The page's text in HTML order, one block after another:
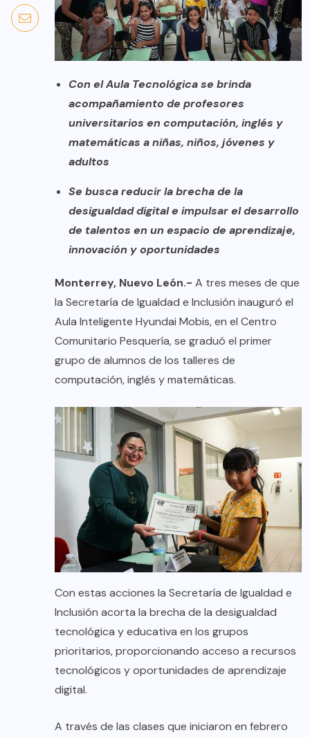
Con el Aula Tecnológica se brinda
acompañamiento de profesores
universitarios en computación, inglés y
matemáticas a niñas, niños, jóvenes y
adultos
Se busca reducir la brecha de la
desigualdad digital e impulsar el desarrollo
de talentos en un espacio de aprendizaje,
innovación y oportunidades
Monterrey, Nuevo León.- A tres meses de que
la Secretaría de Igualdad e Inclusión inauguró el
Aula Inteligente Hyundai Mobis, en el Centro
Comunitario Pesquería, se graduó el primer
grupo de alumnos de los talleres de
computación, inglés y matemáticas.
Con estas acciones la Secretaría de Igualdad e
Inclusión acorta la brecha de la desigualdad
tecnológica y educativa en los grupos
prioritarios, proporcionando acceso a recursos
tecnológicos y oportunidades de aprendizaje
digital.
A través de las clases que iniciaron en febrero